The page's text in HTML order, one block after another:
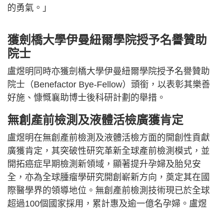
的勇氣。」
獲劍橋大學伊曼紐爾學院授予名譽贊助
院士
盧煜明同時亦獲劍橋大學伊曼紐爾學院授予名譽贊助
院士（Benefactor Bye-Fellow）頭銜，以表彰其樂善
好施、慷慨襄助博士後科研計劃的舉措。
無創產前檢測及液體活檢廣獲肯定
盧煜明在無創產前檢測及液體活檢方面的開創性貢獻
廣獲肯定，其突破性研究革新全球產前檢測模式，並
開拓癌症早期檢測新領域，顯著提升孕婦及胎兒安
全，亦為全球腫瘤學研究開創嶄新方向，奠定其在國
際醫學界的領導地位。無創產前檢測技術現已於全球
超過100個國家採用，累計惠及逾一億名孕婦。盧煜